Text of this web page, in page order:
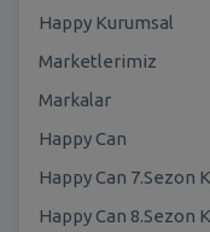
Happy Kurumsal
Marketlerimiz
Markalar
Happy Can
Happy Can 7.Sezon
Happy Can 8.Sezon